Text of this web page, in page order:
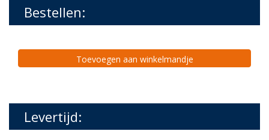
Bestellen:
Toevoegen aan winkelmandje
Levertijd: